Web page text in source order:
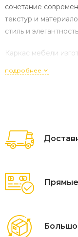
сочетание
текстур и
стиль и
Каркас мебели
ткани Olefin в
подробнее
Прямые